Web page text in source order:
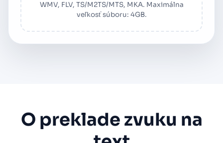
WMV, FLV, TS/M2TS/MTS, MKA. Maximálna
veľkosť súboru: 4GB.
O preklade zvuku na